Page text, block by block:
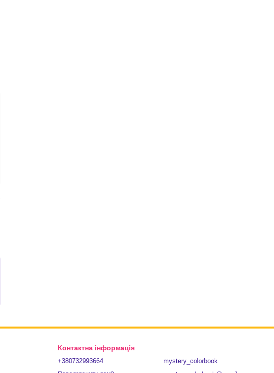
Контактна інформація
+380732993664
mystery_colorbook